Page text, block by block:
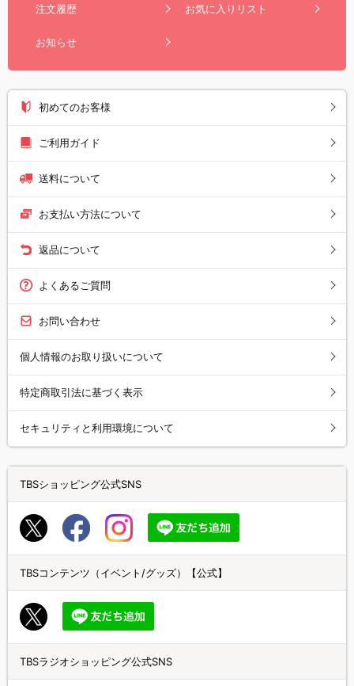
注文履歴 お気に入りリスト
お知らせ
初めてのお客様
ご利用ガイド
送料について
お支払い方法について
返品について
よくあるご質問
お問い合わせ
個人情報のお取り扱いについて
特定商取引法に基づく表示
セキュリティと利用環境について
TBSショッピング公式SNS
TBSコンテンツ（イベント/グッズ）【公式】
TBSラジオショッピング公式SNS